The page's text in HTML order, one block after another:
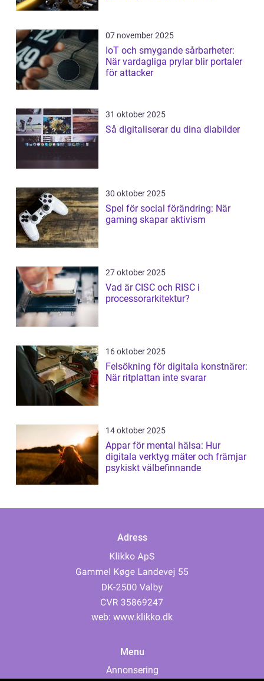
07 november 2025
IoT och smygande sårbarheter:
När vardagliga prylar blir portaler
för attacker
31 oktober 2025
Så digitaliserar du dina diabilder
30 oktober 2025
Spel för social förändring: När
gaming skapar aktivism
27 oktober 2025
Vad är CISC och RISC i
processorarkitektur?
16 oktober 2025
Felsökning för digitala konstnärer:
När ritplattan inte svarar
14 oktober 2025
Appar för mental hälsa: Hur
digitala verktyg mäter och främjar
psykiskt välbefinnande
Adress
web: www.klikko.dk
Menu
Annonsering